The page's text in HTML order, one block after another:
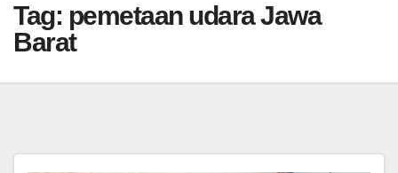
Tag: pemetaan udara Jawa
Barat